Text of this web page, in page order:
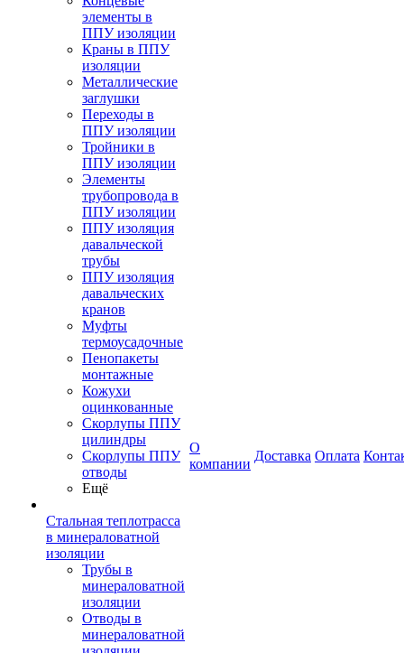
элементы в
ППУ изоляции
Краны в ППУ
изоляции
Металлические
заглушки
Переходы в
ППУ изоляции
Тройники в
ППУ изоляции
Элементы
трубопровода в
ППУ изоляции
ППУ изоляция
давальческой
трубы
ППУ изоляция
давальческих
кранов
Муфты
термоусадочные
Пенопакеты
монтажные
Кожухи
оцинкованные
Скорлупы ППУ
цилиндры
Скорлупы ППУ
отводы
Ещё
Стальная теплотрасса
в минераловатной
изоляции
Трубы в
минераловатной
изоляции
Отводы в
минераловатной
О
компании
Доставка Оплата